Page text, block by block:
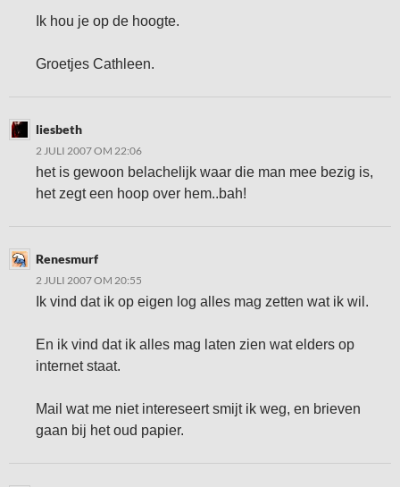
Ik hou je op de hoogte.
Groetjes Cathleen.
liesbeth
2 JULI 2007 OM 22:06
het is gewoon belachelijk waar die man mee bezig is,
het zegt een hoop over hem..bah!
Renesmurf
2 JULI 2007 OM 20:55
Ik vind dat ik op eigen log alles mag zetten wat ik wil.
En ik vind dat ik alles mag laten zien wat elders op
internet staat.
Mail wat me niet intereseert smijt ik weg, en brieven
gaan bij het oud papier.